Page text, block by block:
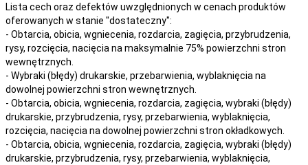
Lista cech oraz defektów uwzględnionych w cenach produktów
oferowanych w stanie "dostateczny":
- Obtarcia, obicia, wgniecenia, rozdarcia, zagięcia, przybrudzenia,
rysy, rozcięcia, nacięcia na maksymalnie 75% powierzchni stron
wewnętrznych.
- Wybraki (błędy) drukarskie, przebarwienia, wyblaknięcia na
dowolnej powierzchni stron wewnętrznych.
- Obtarcia, obicia, wgniecenia, rozdarcia, zagięcia, wybraki (błędy)
drukarskie, przybrudzenia, rysy, przebarwienia, wyblaknięcia,
rozcięcia, nacięcia na dowolnej powierzchni stron okładkowych.
- Obtarcia, obicia, wgniecenia, rozdarcia, zagięcia, wybraki (błędy)
drukarskie, przybrudzenia, rysy, przebarwienia, wyblaknięcia,